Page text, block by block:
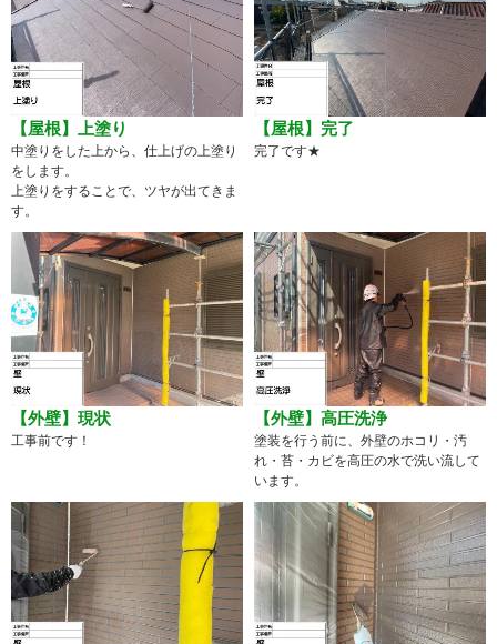
【屋根】上塗り
中塗りをした上から、仕上げの上塗り
をします。
上塗りをすることで、ツヤが出てきま
す。
【屋根】完了
完了です★
【外壁】現状
工事前です！
【外壁】高圧洗浄
塗装を行う前に、外壁のホコリ・汚
れ・苔・カビを高圧の水で洗い流して
います。